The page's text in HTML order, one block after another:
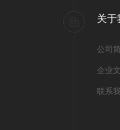
关于
公司
企业
联系